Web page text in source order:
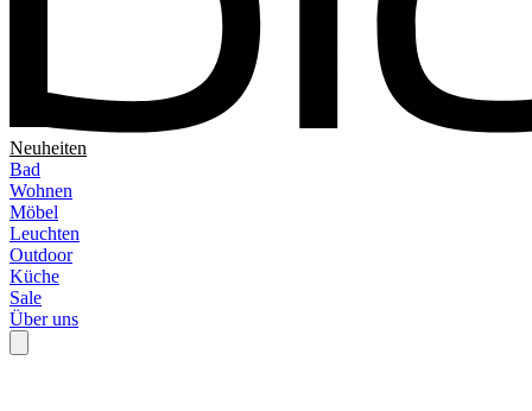
Neuheiten
Bad
Wohnen
Möbel
Leuchten
Outdoor
Küche
Sale
Über uns